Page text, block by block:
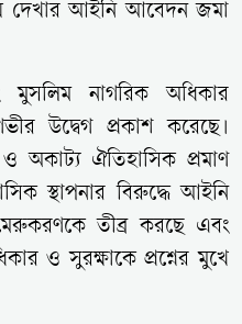
দেখার আইনি আবেদন জমা
মুসলিম নাগরিক অধিকার
উদ্বেগ প্রকাশ করেছে।
অকাট্য ঐতিহাসিক প্রমাণ
স্থাপনার বিরুদ্ধে আইনি
তীব্র করছে এবং
ও সুরক্ষাকে প্রশ্নের মুখে